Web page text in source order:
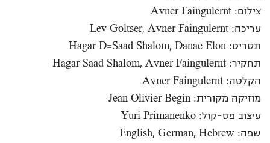
צילום: Avner Faingulernt
עריכה: Lev Goltser, Avner Faingulernt
תסריט: Hagar D=Saad Shalom, Danae Elon
תחקיר: Hagar Saad Shalom, Avner Faingulernt
הקלטה: Avner Faingulernt
מוזיקה מקורית: Jean Olivier Begin
עיצוב פס-קול: Yuri Primanenko
שפה: English, German, Hebrew